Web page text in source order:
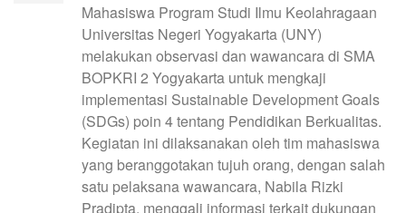
Mahasiswa Program Studi Ilmu Keolahragaan
Universitas Negeri Yogyakarta (UNY)
melakukan observasi dan wawancara di SMA
BOPKRI 2 Yogyakarta untuk mengkaji
implementasi Sustainable Development Goals
(SDGs) poin 4 tentang Pendidikan Berkualitas.
Kegiatan ini dilaksanakan oleh tim mahasiswa
yang beranggotakan tujuh orang, dengan salah
satu pelaksana wawancara, Nabila Rizki
Pradipta, menggali informasi terkait dukungan